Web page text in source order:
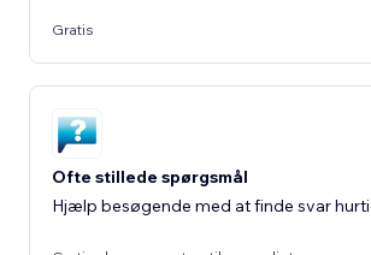
Gratis
Ofte stillede spørgsmål
Hjælp besøgende med at finde svar